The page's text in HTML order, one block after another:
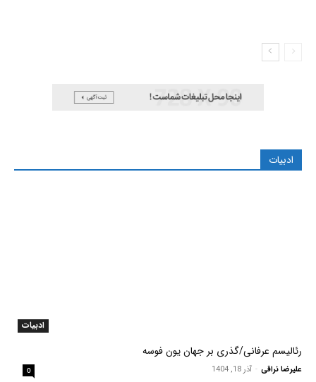
ادبیات
ادبیات
رئالیسم عرفانی/گذری بر جهان یون فوسه
علیرضا نراقی - آذر 18, 1404 0